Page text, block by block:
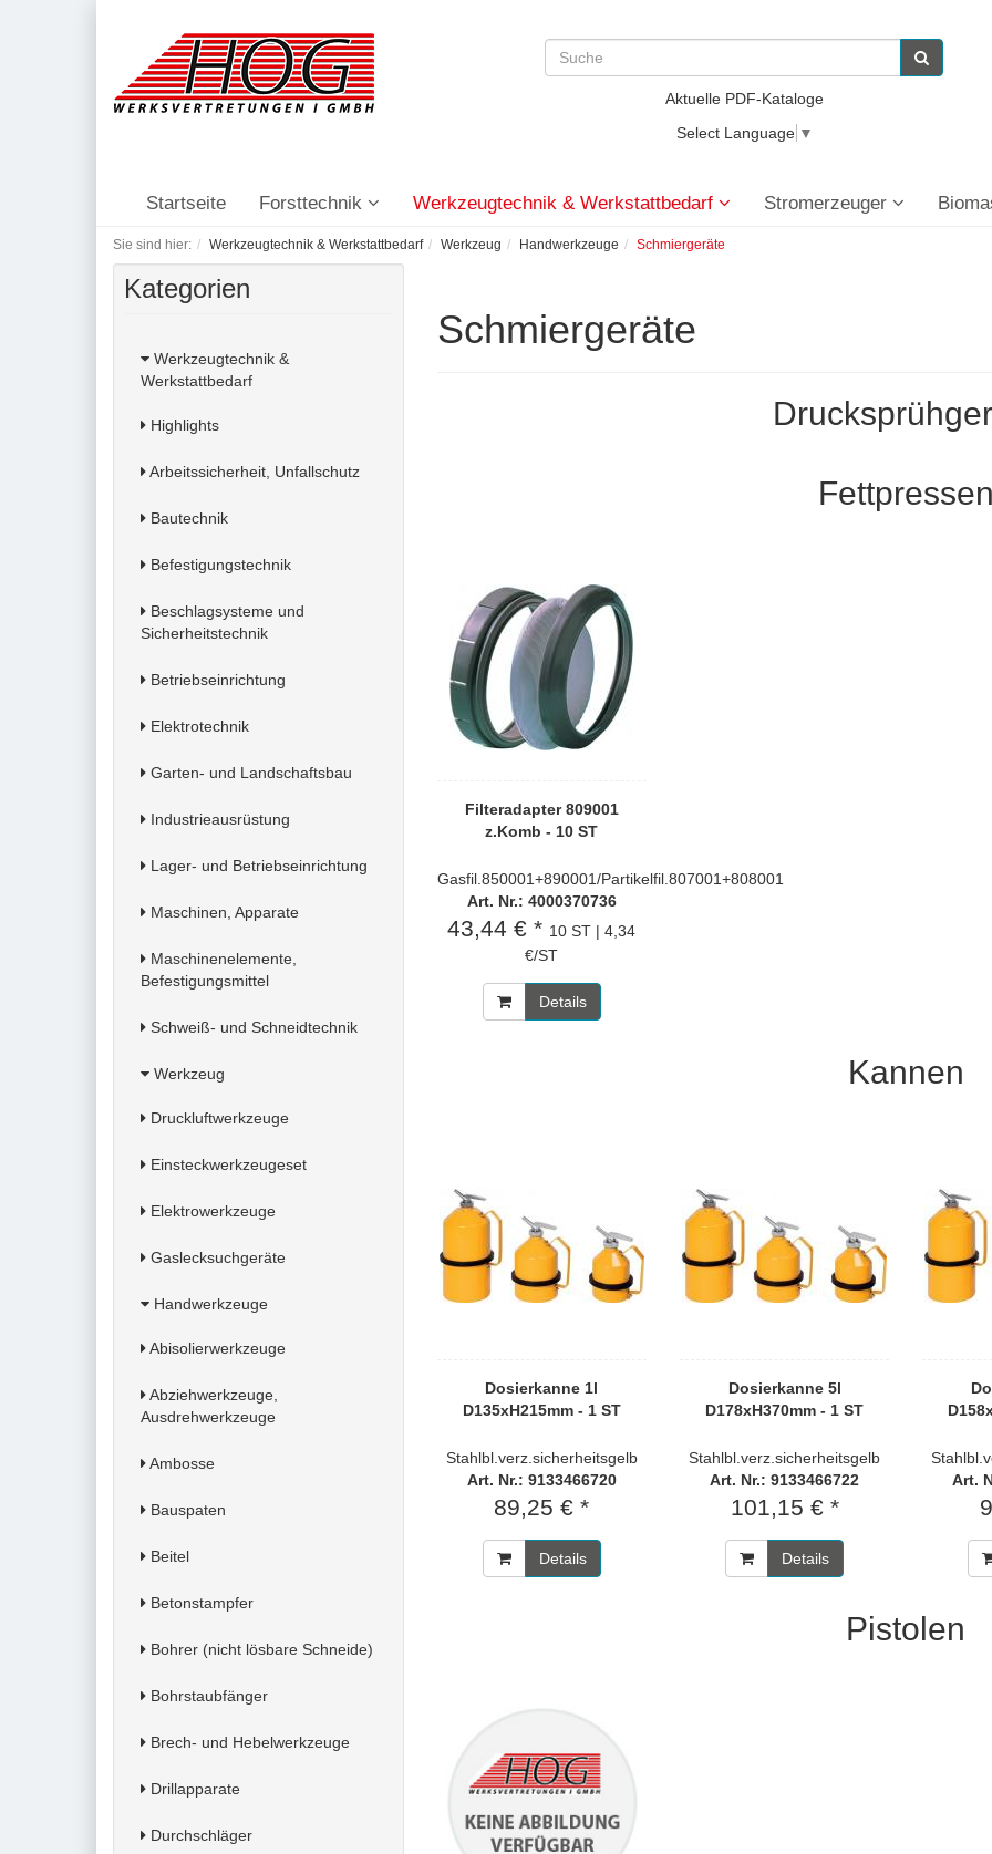
Aktuelle PDF-Kataloge
Select Language ▼
Startseite Forsttechnik Werkzeugtechnik & Werkstattbedarf Stromerzeuger
Sie sind hier: Werkzeugtechnik & Werkstattbedarf Werkzeug Handwerkzeuge Schmiergeräte
Kategorien
Werkzeugtechnik &
Werkstattbedarf
Highlights
Arbeitssicherheit, Unfallschutz
Bautechnik
Befestigungstechnik
Beschlagsysteme und
Sicherheitstechnik
Betriebseinrichtung
Elektrotechnik
Garten- und Landschaftsbau
Industrieausrüstung
Lager- und Betriebseinrichtung
Maschinen, Apparate
Maschinenelemente,
Befestigungsmittel
Schweiß- und Schneidtechnik
Werkzeug
Druckluftwerkzeuge
Einsteckwerkzeugeset
Elektrowerkzeuge
Gaslecksuchgeräte
Handwerkzeuge
Abisolierwerkzeuge
Abziehwerkzeuge,
Ausdrehwerkzeuge
Ambosse
Bauspaten
Beitel
Betonstampfer
Bohrer (nicht lösbare Schneide)
Bohrstaubfänger
Brech- und Hebelwerkzeuge
Drillapparate
Durchschläger
Schmiergeräte
Fettpressen
Filteradapter 809001
z.Komb - 10 ST
Gasfil.850001+890001/Partikelfil.807001+808001
Art. Nr.: 4000370736
43,44 € * 10 ST | 4,34
€/ST
Details
Kannen
Dosierkanne 1l
D135xH215mm - 1 ST
Stahlbl.verz.sicherheitsgelb
Art. Nr.: 9133466720
89,25 € *
Details
Dosierkanne 5l
D178xH370mm - 1 ST
Stahlbl.verz.sicherheitsgelb
Art. Nr.: 9133466722
101,15 € *
Details
Art.
Pistolen